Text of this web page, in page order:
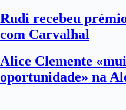
Rudi recebeu
com Carvalhal
Alice Clemente
oportunidade» na